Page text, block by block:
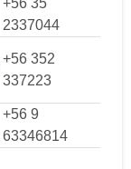
2337044
+56 352
337223
+56 9
63346814